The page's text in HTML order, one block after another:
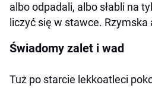
albo odpadali, albo słabli na
liczyć się w stawce. Rzymska
Świadomy zalet i wad
Tuż po starcie lekkoatleci